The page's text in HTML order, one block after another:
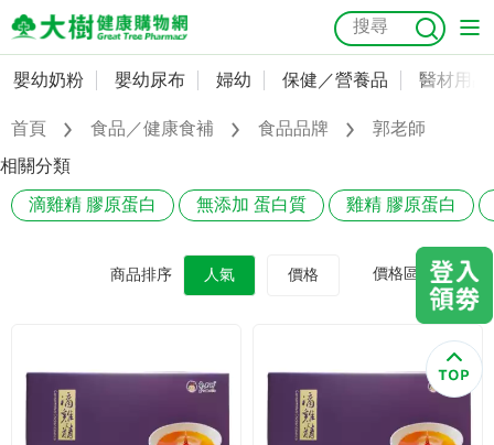
嬰幼奶粉
婦幼
保健／營養品
成人照護
抗菌
奶瓶奶嘴
會員資料及密碼修改
訂單查詢
購物金查詢
嬰幼奶粉 嬰幼尿布 婦幼 保健／營養品 醫材用品
首頁 食品／健康食補 食品品牌
郭老師
相關分類
滴雞精 膠原蛋白 無添加 蛋白質 雞精 膠原蛋白
商品排序 人氣 價格 價格區間